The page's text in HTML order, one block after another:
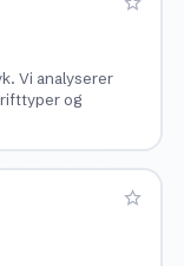
Vi analyserer
og